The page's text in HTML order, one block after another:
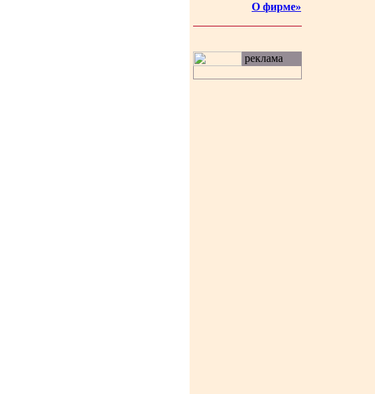
О фирме»
реклама